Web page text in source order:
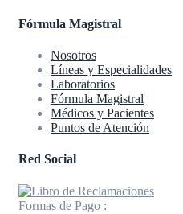
Fórmula Magistral
Nosotros
Líneas y Especialidades
Laboratorios
Fórmula Magistral
Médicos y Pacientes
Puntos de Atención
Red Social
Formas de Pago :